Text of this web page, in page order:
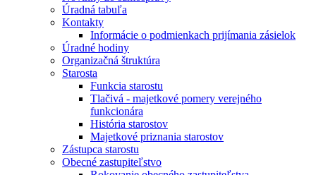
Úradná tabuľa
Kontakty
Informácie o podmienkach prijímania zásielok
Úradné hodiny
Organizačná štruktúra
Starosta
Funkcia starostu
Tlačivá - majetkové pomery verejného
funkcionára
História starostov
Majetkové priznania starostov
Zástupca starostu
Obecné zastupiteľstvo